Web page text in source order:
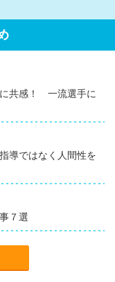
共感！ 一流選手に
導ではなく人間性を
７選